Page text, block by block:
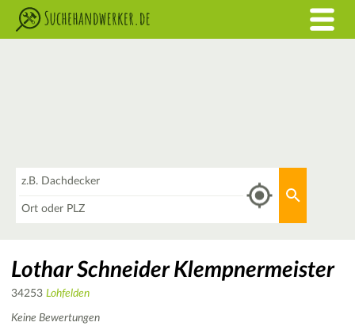
Lothar Schneider Klempnermeister
34253 Lohfelden
Keine Bewertungen